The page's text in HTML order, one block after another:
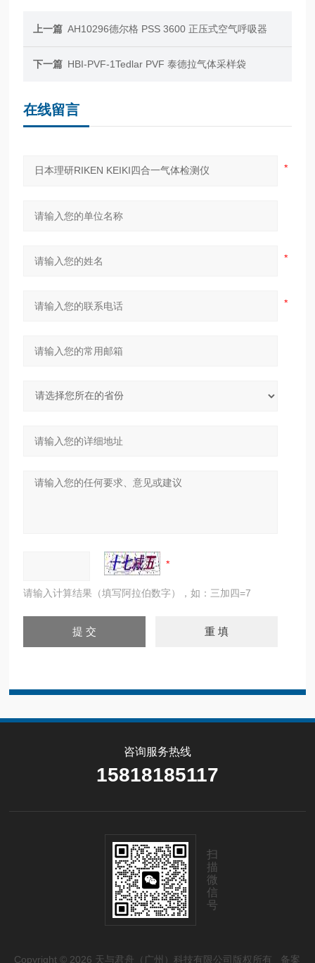
上一篇 AH10296德尔格 PSS 3600 正压式空气呼吸器
下一篇 HBI-PVF-1Tedlar PVF 泰德拉气体采样袋
在线留言
请输入计算结果（填写阿拉伯数字），如：三加四=7
咨询服务热线
15818185117
扫
描
微
信
号
Copyright © 2026 天与君舟（广州）科技有限公司版权所有 备案